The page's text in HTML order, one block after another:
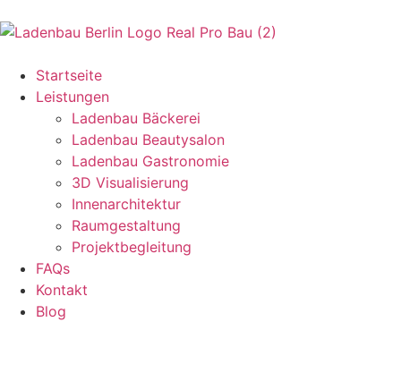
Startseite
Leistungen
Ladenbau Bäckerei
Ladenbau Beautysalon
Ladenbau Gastronomie
3D Visualisierung
Innenarchitektur
Raumgestaltung
Projektbegleitung
FAQs
Kontakt
Blog